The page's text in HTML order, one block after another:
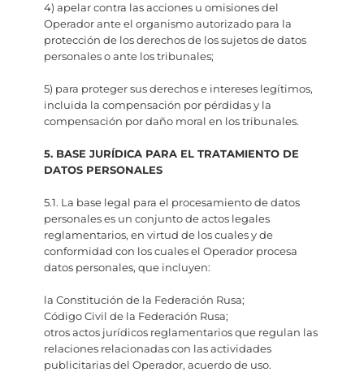
4) apelar contra las acciones u omisiones del
Operador ante el organismo autorizado para la
protección de los derechos de los sujetos de datos
personales o ante los tribunales;
5) para proteger sus derechos e intereses legítimos,
incluida la compensación por pérdidas y la
compensación por daño moral en los tribunales.
5. BASE JURÍDICA PARA EL TRATAMIENTO DE
DATOS PERSONALES
5.1. La base legal para el procesamiento de datos
personales es un conjunto de actos legales
reglamentarios, en virtud de los cuales y de
conformidad con los cuales el Operador procesa
datos personales, que incluyen:
la Constitución de la Federación Rusa;
Código Civil de la Federación Rusa;
otros actos jurídicos reglamentarios que regulan las
relaciones relacionadas con las actividades
publicitarias del Operador, acuerdo de uso.